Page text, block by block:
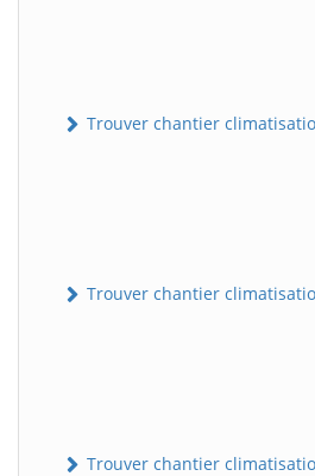
Trouver chantier
Trouver chantier
Trouver chantier